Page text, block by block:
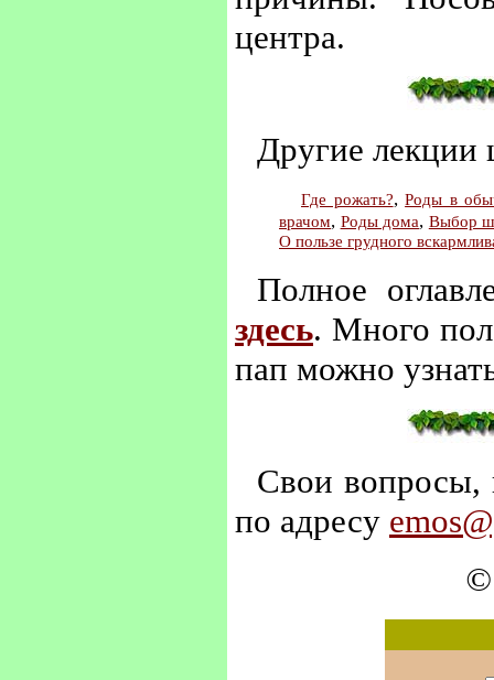
центра.
Другие лекции
Где рожать?,Роды в
врачом, Роды дома, Выбор
О пользе грудного
Полное
здесь. Много
пап можно
Свои вопросы,
по адресу
©